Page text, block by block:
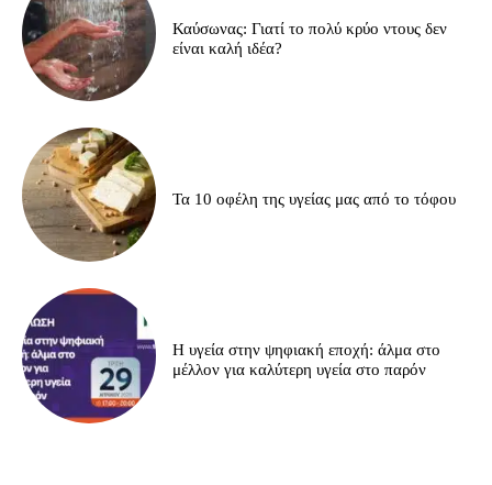
Καύσωνας: Γιατί το πολύ κρύο ντους δεν
είναι καλή ιδέα?
Τα 10 οφέλη της υγείας μας από το τόφου
H υγεία στην ψηφιακή εποχή: άλμα στο
μέλλον για καλύτερη υγεία στο παρόν